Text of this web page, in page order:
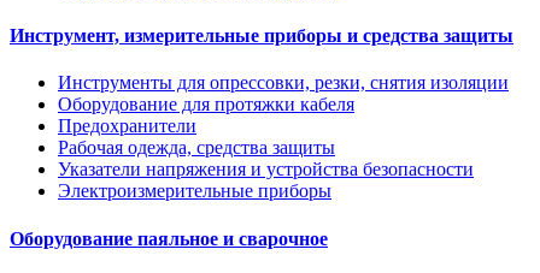
Инструмент, измерительные приборы и средства защиты
Инструменты для опрессовки, резки, снятия изоляции
Оборудование для протяжки кабеля
Предохранители
Рабочая одежда, средства защиты
Указатели напряжения и устройства безопасности
Электроизмерительные приборы
Оборудование паяльное и сварочное